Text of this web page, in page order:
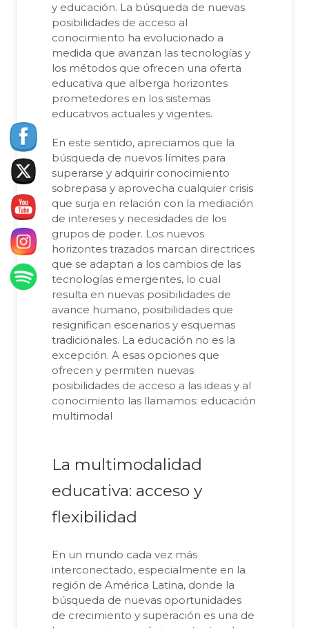
y educación. La búsqueda de nuevas
posibilidades de acceso al
conocimiento ha evolucionado a
medida que avanzan las tecnologías y
los métodos que ofrecen una oferta
educativa que alberga horizontes
prometedores en los sistemas
educativos actuales y vigentes.
En este sentido, apreciamos que la
búsqueda de nuevos límites para
superarse y adquirir conocimiento
sobrepasa y aprovecha cualquier crisis
que surja en relación con la mediación
de intereses y necesidades de los
grupos de poder. Los nuevos
horizontes trazados marcan directrices
que se adaptan a los cambios de las
tecnologías emergentes, lo cual
resulta en nuevas posibilidades de
avance humano, posibilidades que
resignifican escenarios y esquemas
tradicionales. La educación no es la
excepción. A esas opciones que
ofrecen y permiten nuevas
posibilidades de acceso a las ideas y al
conocimiento las llamamos: educación
multimodal
La multimodalidad
educativa: acceso y
flexibilidad
En un mundo cada vez más
interconectado, especialmente en la
región de América Latina, donde la
búsqueda de nuevas oportunidades
de crecimiento y superación es una de